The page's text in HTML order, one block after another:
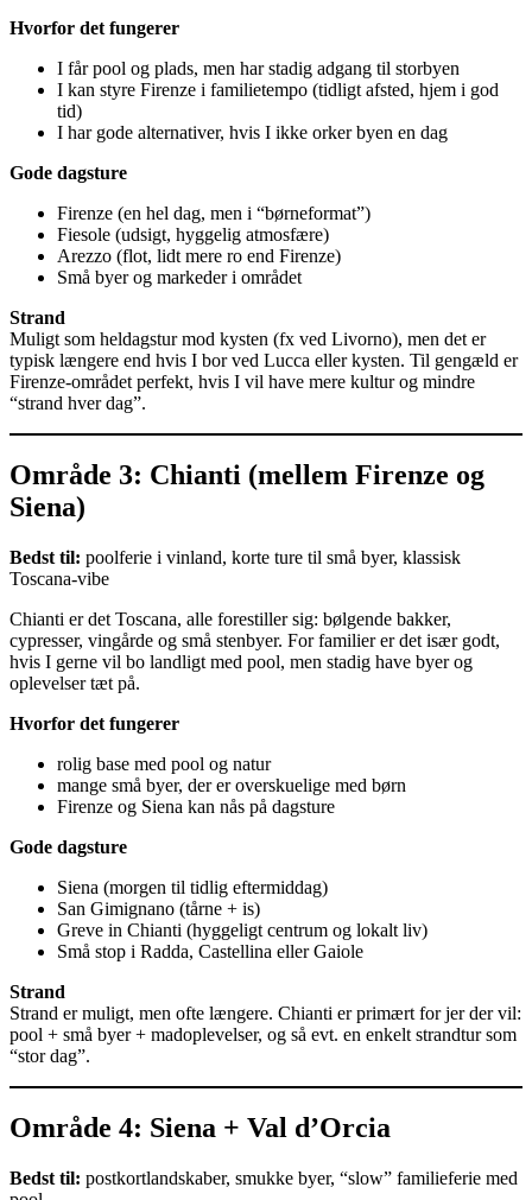
Hvorfor det fungerer
I får pool og plads, men har stadig adgang til storbyen
I kan styre Firenze i familietempo (tidligt afsted, hjem i god
tid)
I har gode alternativer, hvis I ikke orker byen en dag
Gode dagsture
Firenze (en hel dag, men i “børneformat”)
Fiesole (udsigt, hyggelig atmosfære)
Arezzo (flot, lidt mere ro end Firenze)
Små byer og markeder i området
Strand
Muligt som heldagstur mod kysten (fx ved Livorno), men det er
typisk længere end hvis I bor ved Lucca eller kysten. Til gengæld er
Firenze-området perfekt, hvis I vil have mere kultur og mindre
“strand hver dag”.
Område 3: Chianti (mellem Firenze og
Siena)
Bedst til: poolferie i vinland, korte ture til små byer, klassisk
Toscana-vibe
Chianti er det Toscana, alle forestiller sig: bølgende bakker,
cypresser, vingårde og små stenbyer. For familier er det især godt,
hvis I gerne vil bo landligt med pool, men stadig have byer og
oplevelser tæt på.
Hvorfor det fungerer
rolig base med pool og natur
mange små byer, der er overskuelige med børn
Firenze og Siena kan nås på dagsture
Gode dagsture
Siena (morgen til tidlig eftermiddag)
San Gimignano (tårne + is)
Greve in Chianti (hyggeligt centrum og lokalt liv)
Små stop i Radda, Castellina eller Gaiole
Strand
Strand er muligt, men ofte længere. Chianti er primært for jer der vil:
pool + små byer + madoplevelser, og så evt. en enkelt strandtur som
“stor dag”.
Område 4: Siena + Val d’Orcia
Bedst til: postkortlandskaber, smukke byer, “slow” familieferie med